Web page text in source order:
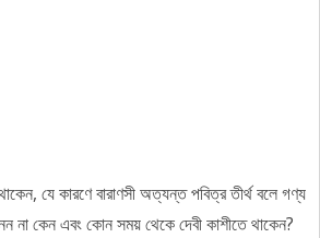
যে কারণে বারাণসী অত্যন্ত পবিত্র তীর্থ বলে গণ্য
না কেন এবং কোন সময় থেকে দেবী কাশীতে থাকেন?